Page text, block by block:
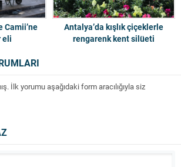
Camii’ne
eli
Antalya’da kışlık çiçeklerle
rengarenk kent silüeti
İlk yorumu aşağıdaki form aracılığıyla siz